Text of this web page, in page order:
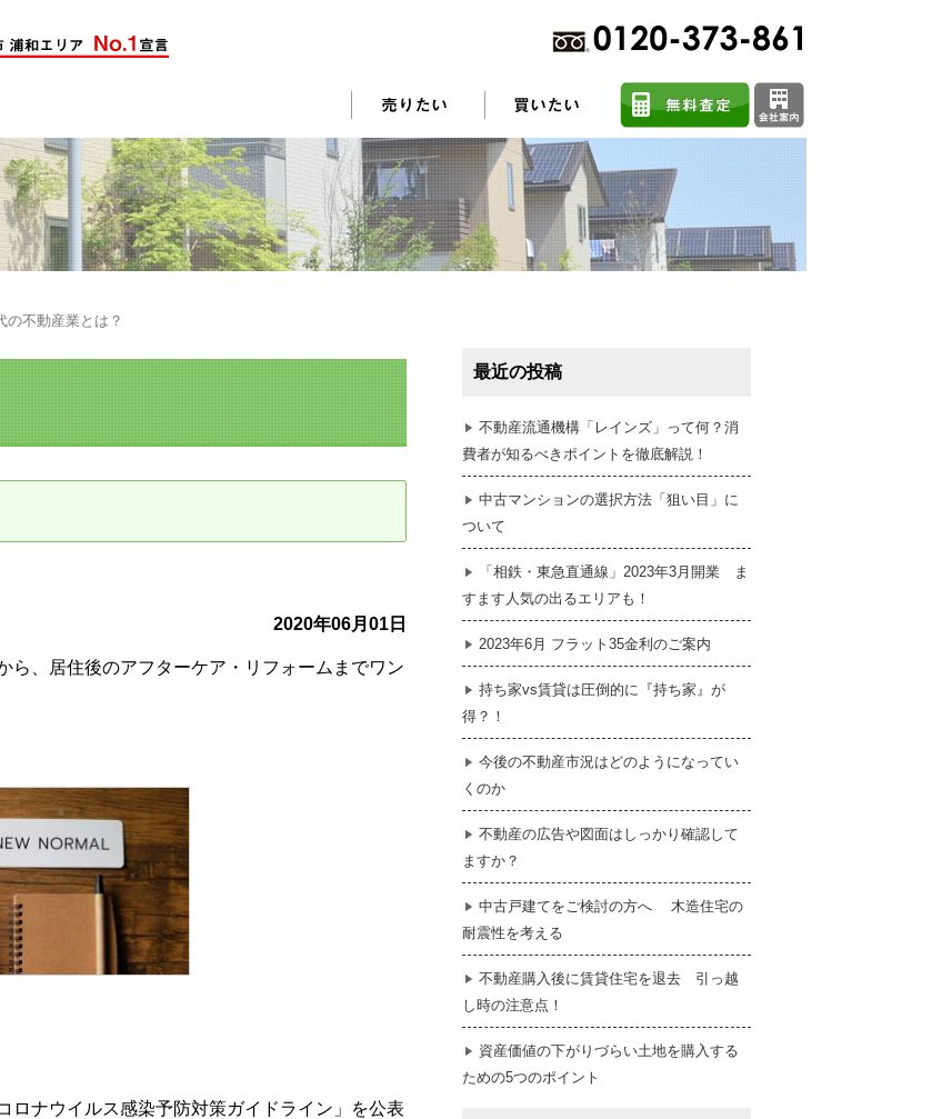
売却されたお客様の声 不動産売却に関するよくある質問
却 不動産売却成功のコツ 任意売却
・リフォーム
売買契約のご締結
金の受領について 不動産売却後の税金
客様の声 不動産購入に関するよくある質問
心して購入できる仕組み リニュアル仲介で実現する豊かな暮らし はじめての物件探し
の不動産業とは？
2020年06月01日
ら、居住後のアフターケア・リフォームまでワン
ロナウイルス感染予防対策ガイドライン」を公表
最近の投稿
不動産流通機構「レインズ」って何？消
費者が知るべきポイントを徹底解説！
中古マンションの選択方法「狙い目」に
ついて
「相鉄・東急直通線」2023年3月開業 ま
すます人気の出るエリアも！
2023年6月 フラット35金利のご案内
持ち家vs賃貸は圧倒的に『持ち家』が
得？！
今後の不動産市況はどのようになってい
くのか
不動産の広告や図面はしっかり確認して
ますか？
中古戸建てをご検討の方へ 木造住宅の
耐震性を考える
不動産購入後に賃貸住宅を退去 引っ越
し時の注意点！
資産価値の下がりづらい土地を購入する
ための5つのポイント